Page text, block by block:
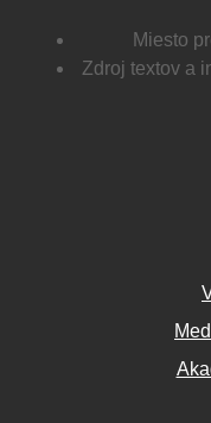
Miesto
Zdroj textov a